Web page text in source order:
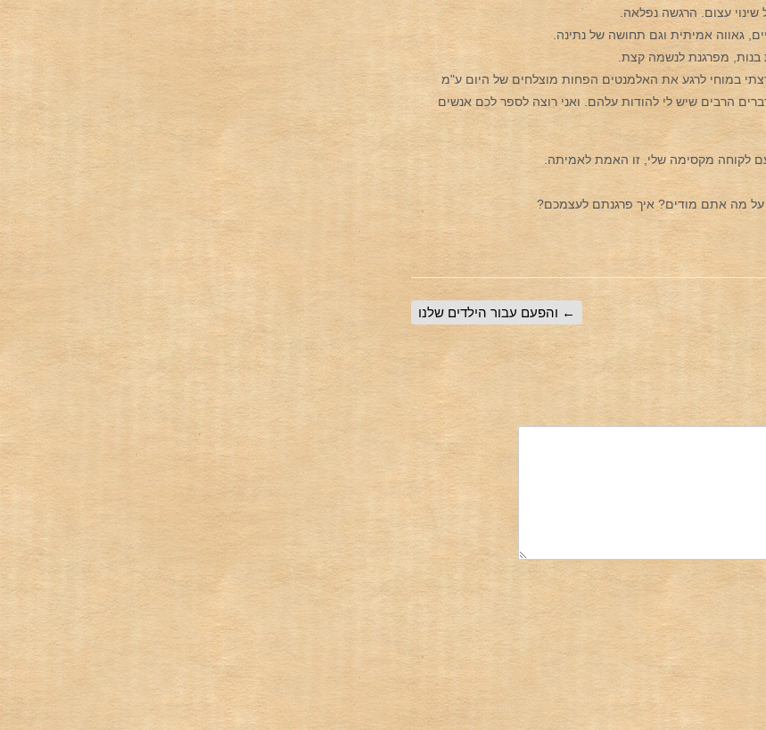
הרצתי במוחי לרגע את האלמנטים הפחות מוצלחים של היום ע"מ
הרבים שיש לי להודות עלהם. ואני רוצה לספר לכם אנשים
לקוחה מקסימה שלי, זו האמת לאמיתה.
מה אתם מודים? איך פרגנתם לעצמכם?
← והפעם עבור הילדים שלנו